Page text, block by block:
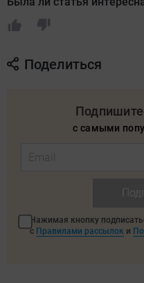
Поделиться
с самыми
Нажимая кнопку
с Правилами рассылок и